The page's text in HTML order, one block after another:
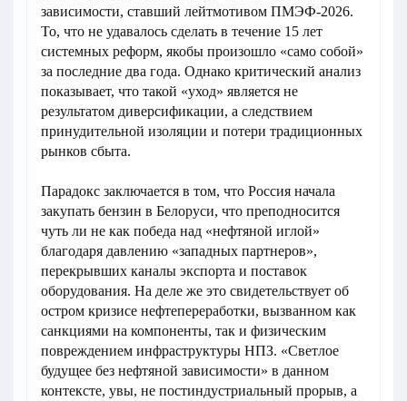
зависимости, ставший лейтмотивом ПМЭФ-2026.
То, что не удавалось сделать в течение 15 лет
системных реформ, якобы произошло «само собой»
за последние два года. Однако критический анализ
показывает, что такой «уход» является не
результатом диверсификации, а следствием
принудительной изоляции и потери традиционных
рынков сбыта.
Парадокс заключается в том, что Россия начала
закупать бензин в Белоруси, что преподносится
чуть ли не как победа над «нефтяной иглой»
благодаря давлению «западных партнеров»,
перекрывших каналы экспорта и поставок
оборудования. На деле же это свидетельствует об
остром кризисе нефтепереработки, вызванном как
санкциями на компоненты, так и физическим
повреждением инфраструктуры НПЗ. «Светлое
будущее без нефтяной зависимости» в данном
контексте, увы, не постиндустриальный прорыв, а